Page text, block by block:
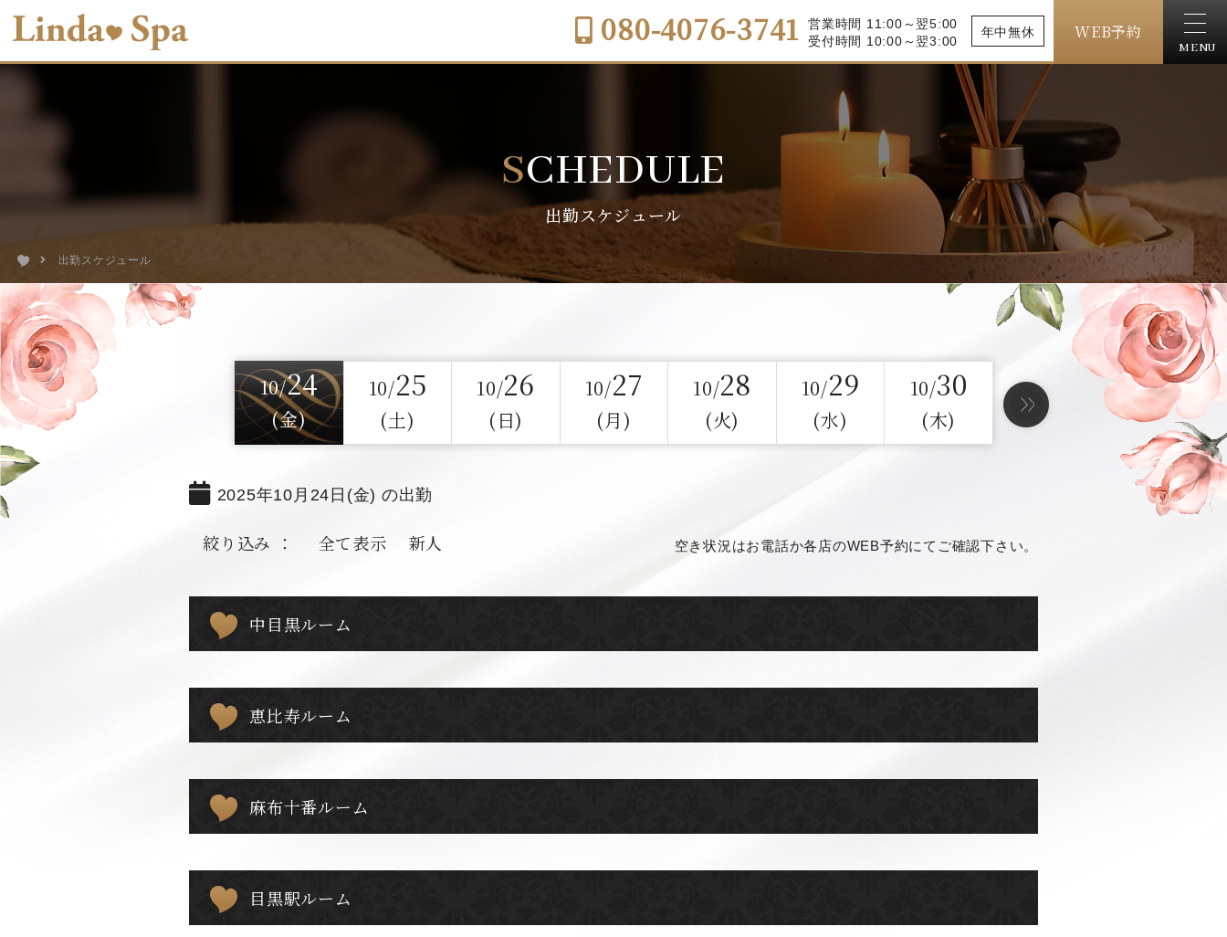
080-4076-3741
営業時間 11:00～翌5:00
受付時間 10:00～翌3:00
年中無休 WEB予約
SCHEDULE
出勤スケジュール
出勤スケジュール
10/24
(金)
10/25
(土)
10/26
(日)
10/27
(月)
10/28
(火)
10/29
(水)
10/30
(木)
2025年10月24日(金) の出勤
絞り込み ： 全て表示 新人 空き状況はお電話か各店のWEB予約にてご確認下さい。
中目黒ルーム
恵比寿ルーム
麻布十番ルーム
目黒駅ルーム
MENU